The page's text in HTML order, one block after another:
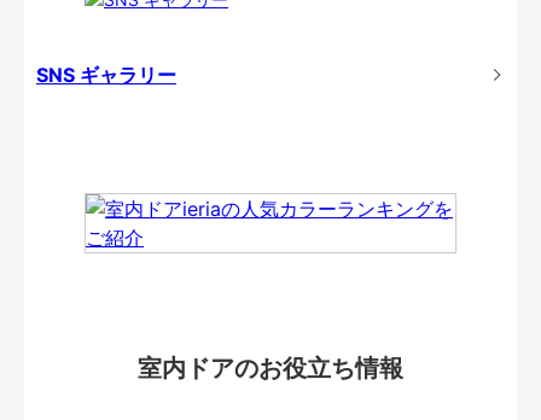
SNS ギャラリー
室内ドアのお役立ち情報